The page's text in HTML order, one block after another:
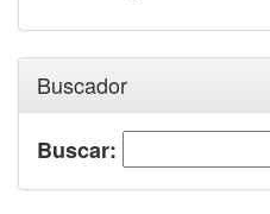
Buscador
Buscar: